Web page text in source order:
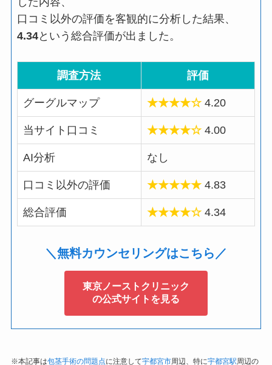
口コミ以外の評価を客観的に分析した結果、
4.34という総合評価が出ました。
調査方法 評価
グーグルマップ ★★★★☆4.20
当サイト口コミ ★★★★☆4.00
AI分析 なし
口コミ以外の評価 ★★★★★4.83
総合評価 ★★★★☆4.34
＼無料カウンセリングはこちら／
東京ノーストクリニック
の公式サイトを見る
※本記事は包茎手術の問題点に注意して宇都宮市周辺、特に宇都宮駅周辺の